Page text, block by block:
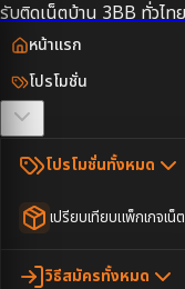
รับติดเน็ตบ้าน 3BB ทั่วไทย
หน้าแรก
โปรโมชั่น
โปรโมชั่นทั้งหมด
เปรียบเทียบแพ็กเกจเน็
ตรวจสอบพื้นที่
วิธีสมัครทั้งหมด
อุปกรณ์